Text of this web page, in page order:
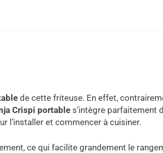
de cette friteuse. En effet,
Crispi portables’intègre parfaitement
l’installer et commencer à cuisiner.
ce qui facilite grandement le